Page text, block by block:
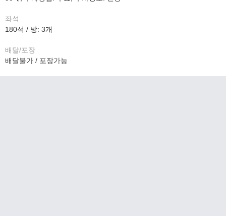
좌석
180석 / 방: 3개
배달/포장
배달불가 / 포장가능